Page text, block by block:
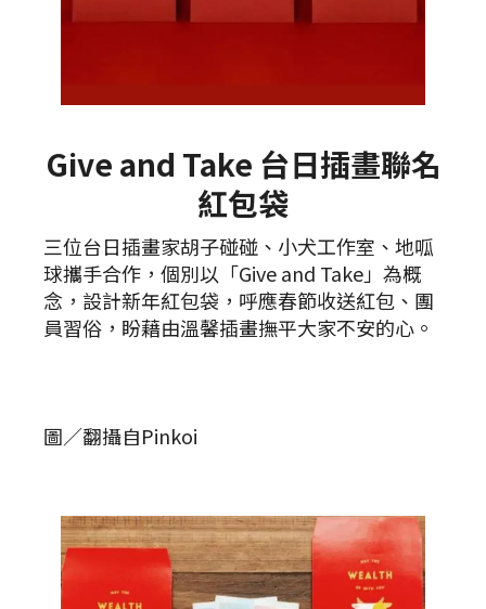
Give and Take 台日插畫聯名
紅包袋
三位台日插畫家胡子碰碰、小犬工作室、地呱
球攜手合作，個別以「Give and Take」為概
念，設計新年紅包袋，呼應春節收送紅包、團
員習俗，盼藉由溫馨插畫撫平大家不安的心。
圖／翻攝自Pinkoi